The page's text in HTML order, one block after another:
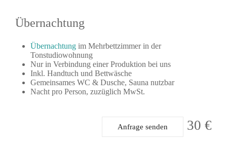
Übernachtung
Übernachtung im Mehrbettzimmer in der
Tonstudiowohnung
Nur in Verbindung einer Produktion bei uns
Inkl. Handtuch und Bettwäsche
Gemeinsames WC & Dusche, Sauna nutzbar
Nacht pro Person, zuzüglich MwSt.
Anfrage senden 30 €